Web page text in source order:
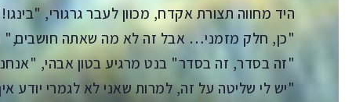
היד מחווה תצורת אקדח, מכוון לעבר גרגורי,
"כן, חלק מזמני… אבל זה לא מה שאתה חושבים,"
"זה בסדר, זה בסדר" בנט מרגיע בטון אבהי, "אנחנו
"יש לי שליטה על זה, למרות שאני לא לגמרי יודע